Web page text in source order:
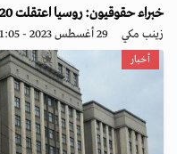
خبراء حقوقيون: روسيا اعتقلت 20 ألف شخص لرفضهم الحرب في أوكرانيا
زينب مكي 29 أغسطس 2023 - 01:05
أخبار